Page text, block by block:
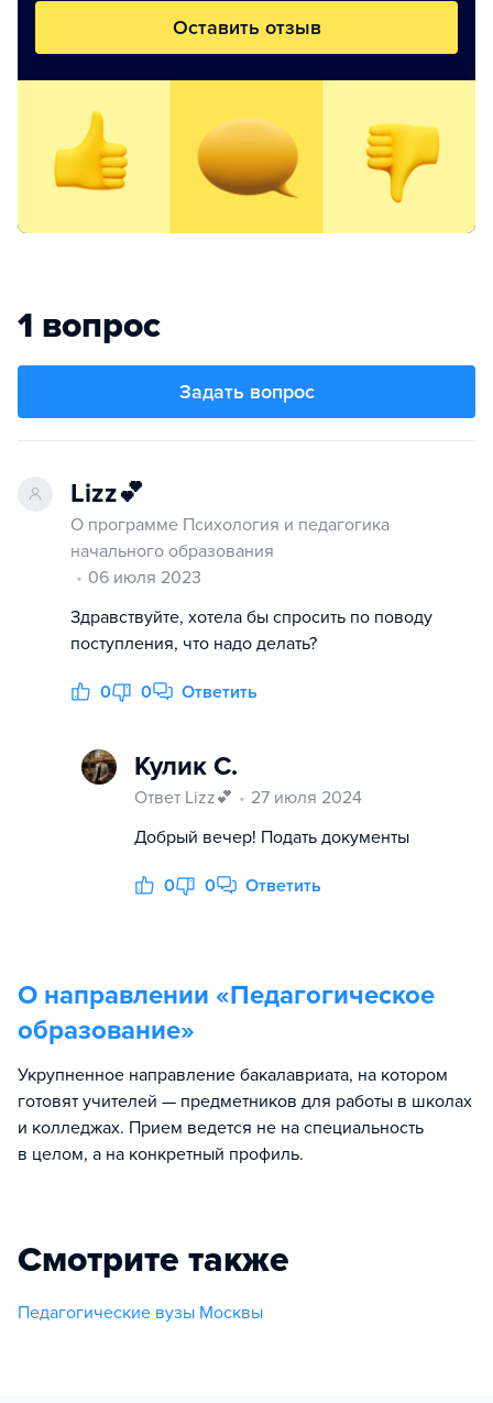
Оставить отзыв
1 вопрос
Задать вопрос
Lizz💕
О программе Психология и педагогика
начального образования
06 июля 2023
Здравствуйте, хотела бы спросить по поводу
поступления, что надо делать?
0 0 Ответить
Кулик С.
Ответ Lizz💕
27 июля 2024
Добрый вечер! Подать документы
0 0 Ответить
О направлении «Педагогическое
образование»
Укрупненное направление бакалавриата, на котором
готовят учителей — предметников для работы в школах
и колледжах. Прием ведется не на специальность
в целом, а на конкретный профиль.
Смотрите также
Педагогические вузы Москвы